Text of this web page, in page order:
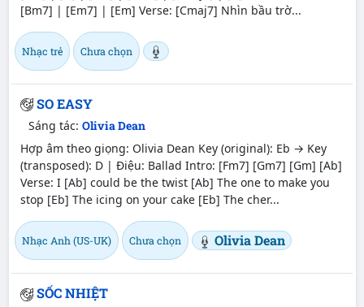
[Bm7] | [Em7] | [Em] Verse: [Cmaj7] Nhìn bầu trờ...
Nhạc trẻ Chưa chọn
SO EASY
Sáng tác: Olivia Dean
Hợp âm theo giọng: Olivia Dean Key (original): Eb → Key
(transposed): D | Điệu: Ballad Intro: [Fm7] [Gm7] [Gm] [Ab]
Verse: I [Ab] could be the twist [Ab] The one to make you
stop [Eb] The icing on your cake [Eb] The cher...
Nhạc Anh (US-UK) Chưa chọn Olivia Dean
SỐC NHIỆT